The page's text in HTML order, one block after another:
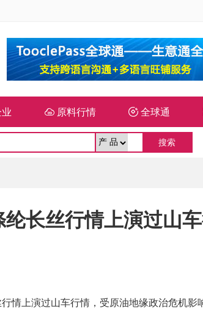
原料行情  全球通
长丝行情上演过山
情上演过山车行情，受原油地缘政治危机影